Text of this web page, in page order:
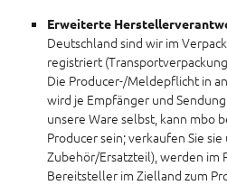
Erweiterte
Deutschland sind wir im
registriert
Die Producer-/Meldepflicht in
wird je Empfänger und
unsere Ware selbst, kann mbo
Producer sein; verkaufen Sie
Zubehör/Ersatzteil), werden im
Bereitsteller im Zielland zum